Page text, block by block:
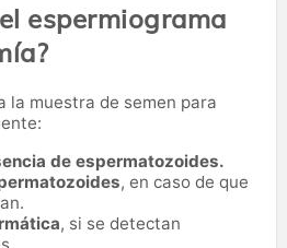
espermiograma
la muestra de semen para
de espermatozoides.
, en caso de que
, si se detectan